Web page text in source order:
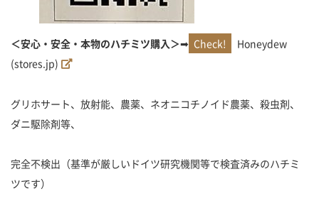
＜安心・安全・本物のハチミツ購入＞➡
Honeydew
(stores.jp)
グリホサート、放射能、農薬、ネオニコチノイド農薬、殺虫剤、
ダニ駆除剤等、
完全不検出（基準が厳しいドイツ研究機関等で検査済みのハチミ
ツです）